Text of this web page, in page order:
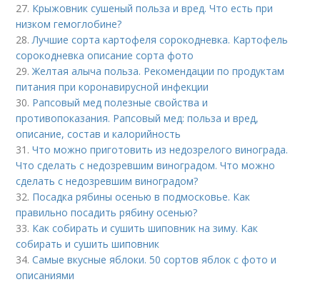
27. Крыжовник сушеный польза и вред. Что есть при
низком гемоглобине?
28.Лучшие сорта картофеля сорокодневка. Картофель
сорокодневка описание сорта фото
29.Желтая алыча польза. Рекомендации по продуктам
питания при коронавирусной инфекции
30. Рапсовый мед полезные свойства и
противопоказания. Рапсовый мед: польза и вред,
описание, состав и калорийность
31.Что можно приготовить из недозрелого винограда.
Что сделать с недозревшим виноградом. Что можно
сделать с недозревшим виноградом?
32. Посадка рябины осенью в подмосковье. Как
правильно посадить рябину осенью?
33. Как собирать и сушить шиповник на зиму. Как
собирать и сушить шиповник
34.Самые вкусные яблоки. 50 сортов яблок с фото и
описаниями